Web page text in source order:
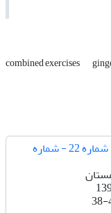
combined exercises
دوره 11، شماره 22 - شماره